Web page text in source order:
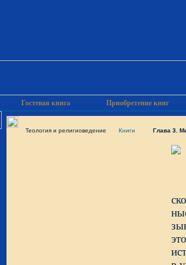
Гостевая книга Приобретение книг
Теология и религиоведение Книги Глава 3.